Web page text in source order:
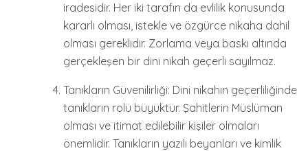
iradesidir. Her iki tarafın da evlilik konusunda
kararlı olması, istekle ve özgürce nikaha dahil
olması gereklidir. Zorlama veya baskı altında
gerçekleşen bir dini nikah geçerli sayılmaz.
Tanıkların Güvenilirliği: Dini nikahın geçerliliğinde
tanıkların rolü büyüktür. Şahitlerin Müslüman
olması ve itimat edilebilir kişiler olmaları
önemlidir. Tanıkların yazılı beyanları ve kimlik